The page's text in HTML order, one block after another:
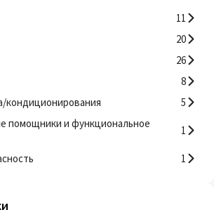
11
20
26
8
кондиционирования
5
помощники и функциональное
1
1